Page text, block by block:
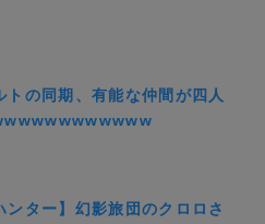
トの同期、有能な仲間が四人
ンター】幻影旅団のクロロさ